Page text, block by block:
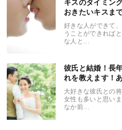
キスのタイミン
おきたいキスま
好きな人ができて
うことができれば
な人と...
彼氏と結婚！長
れを教えます！
大好きな彼氏との
女性も多いと思い
なか前...